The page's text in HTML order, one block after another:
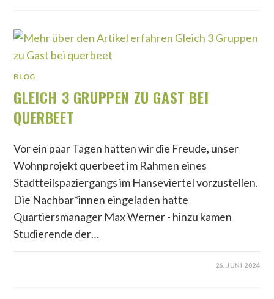
BLOG
GLEICH 3 GRUPPEN ZU GAST BEI
QUERBEET
Vor ein paar Tagen hatten wir die Freude, unser
Wohnprojekt querbeet im Rahmen eines
Stadtteilspaziergangs im Hanseviertel vorzustellen.
Die Nachbar*innen eingeladen hatte
Quartiersmanager Max Werner - hinzu kamen
Studierende der…
26. JUNI 2024